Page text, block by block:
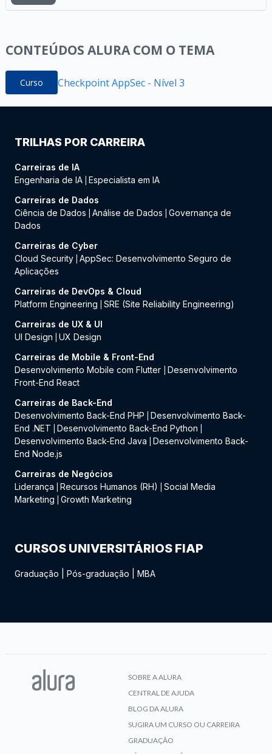
CONTEÚDOS ALURA COM O TEMA
Curso Checkpoint AppSec - Nível 3
TRILHAS POR CARREIRA
Carreiras de IA
Engenharia de IA Especialista em IA
Carreiras de Dados
Ciência de Dados
Análise de Dados
Governança de
Dados
Carreiras de Cyber
Cloud Security AppSec: Desenvolvimento Seguro de
Aplicações
Carreiras de DevOps & Cloud
Platform Engineering
SRE (Site Reliability Engineering)
Carreiras de UX & UI
UI Design
UX Design
Carreiras de Mobile & Front-End
Desenvolvimento Mobile com Flutter
Desenvolvimento
Front-End React
Carreiras de Back-End
Desenvolvimento Back-End PHP
Desenvolvimento Back-
End .NET
Desenvolvimento Back-End Python
Desenvolvimento Back-End Java
Desenvolvimento Back-
End Node.js
Carreiras de Negócios
Liderança
Recursos Humanos (RH)
Social Media
Marketing
Growth Marketing
CURSOS UNIVERSITÁRIOS FIAP
Graduação Pós-graduação MBA
SOBRE A ALURA
CENTRAL DE AJUDA
BLOG DA ALURA
SUGIRA UM CURSO OU CARREIRA
GRADUAÇÃO